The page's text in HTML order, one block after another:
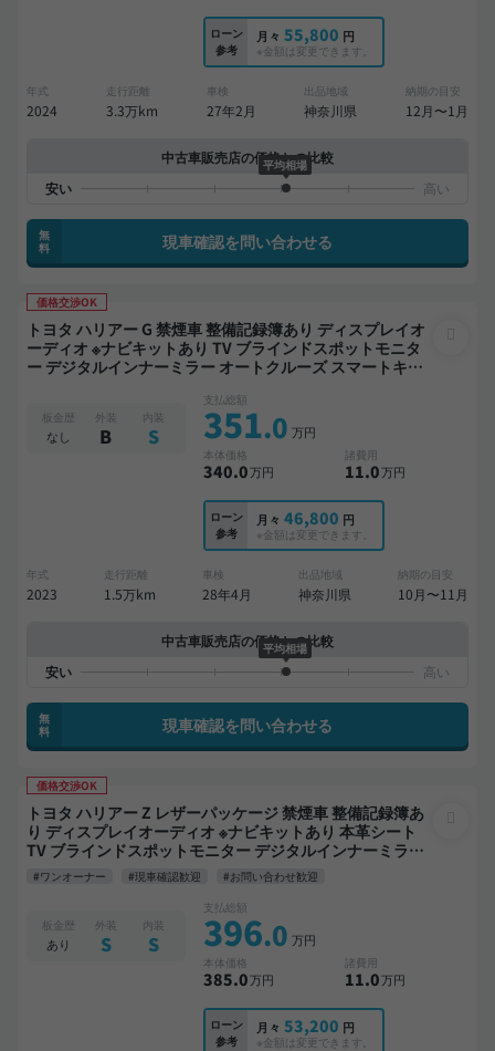
ローン
参考
月々 55,800 円
※金額は変更できます。
年式
2024
走行距離
3.3万km
車検
27年2月
出品地域
神奈川県
納期の目安
12月〜1月
中古車販売店の価格との比較
平均相場
無
料
現車確認を問い合わせる
価格交渉OK
トヨタ ハリアー G 禁煙車 整備記録簿あり ディスプレイオ
ーディオ ※ナビキットあり TV ブラインドスポットモニタ
ー デジタルインナーミラー オートクルーズ スマートキー
板金歴
なし
外装
B
内装
S
支払総額
351.0 万円
本体価格
340.0万円
諸費用
11.0万円
ローン
参考
月々 46,800 円
※金額は変更できます。
年式
2023
走行距離
1.5万km
車検
28年4月
出品地域
神奈川県
納期の目安
10月〜11月
中古車販売店の価格との比較
平均相場
無
料
現車確認を問い合わせる
価格交渉OK
トヨタ ハリアー Z レザーパッケージ 禁煙車 整備記録簿あ
り ディスプレイオーディオ ※ナビキットあり 本革シート
TV ブラインドスポットモニター デジタルインナーミラー
オートクルーズ スマートキー ETC サンルーフ 電動バック
ドア バックモニター 全方位カメラ ドライブレコーダー 衝
#ワンオーナー #現車確認歓迎 #お問い合わせ歓迎
板金歴
あり
外装
S
内装
S
支払総額
396.0 万円
本体価格
385.0万円
諸費用
11.0万円
ローン
参考
月々 53,200 円
※金額は変更できます。